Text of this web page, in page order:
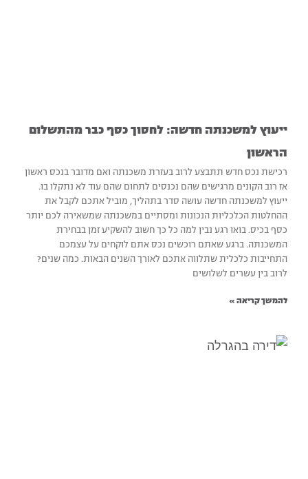
ייעוץ למשכנתה חדשה: לחסוך כסף כבר מהתשלום
הראשון‏
רכישת נכס חדש תתבצע לרוב בעזרת משכנתה ואם מדובר בנכס ראשון
אז רוב הקונים מרגישים שהם נכנסים לתחום שהם עוד לא נתקלו בו.
ייעוץ למשכנתה חדשה עושה סדר בתהליך, מוביל אתכם לקבל את
ההחלטות הכלכליות הנכונות ומסתיים במשכנתה שמשאירה לכם יותר
כסף בכיס. בואו רגע נבין למה כל כך חשוב להשקיע זמן בבחירת
המשכנתה. ברגע שאתם רוכשים נכס אתם לוקחים על עצמכם
התחייבות כלכלית שתלווה אתכם לאורך השנים הבאות. כמה שנים?
לרוב בין עשרים לשלושים
להמשך קריאה »